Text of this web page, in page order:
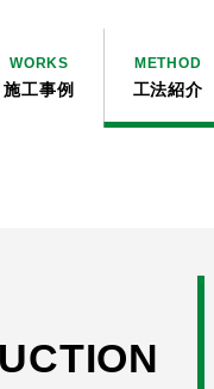
施工事例
WORKS
工法紹介
METHOD